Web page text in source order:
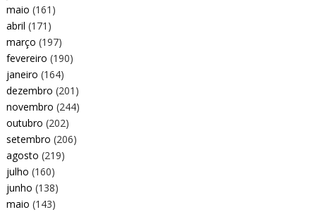
maio (161)
abril (171)
março (197)
fevereiro (190)
janeiro (164)
dezembro (201)
novembro (244)
outubro (202)
setembro (206)
agosto (219)
julho (160)
junho (138)
maio (143)